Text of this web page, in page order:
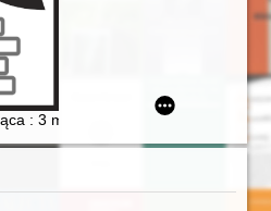
women in the Second Polish
w Holandii w latach 1989-2019 -
: 3 maj 1791 roku